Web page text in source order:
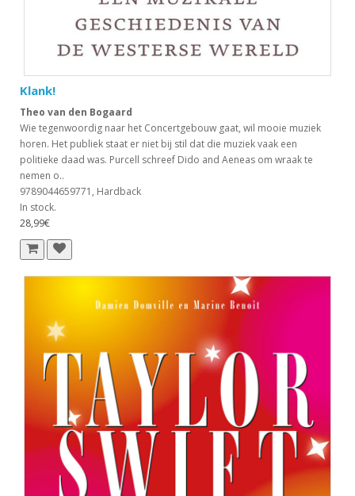
Klank!
Theo van den Bogaard
Wie tegenwoordig naar het Concertgebouw gaat, wil mooie muziek
horen. Het publiek staat er niet bij stil dat die muziek vaak een
politieke daad was. Purcell schreef Dido and Aeneas om wraak te
nemen o..
9789044659771, Hardback
In stock.
28,99€